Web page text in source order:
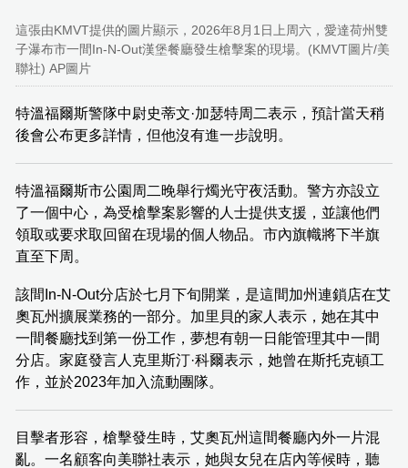
這張由KMVT提供的圖片顯示，2026年8月1日上周六，愛達荷州雙
子瀑布市一間In-N-Out漢堡餐廳發生槍擊案的現場。(KMVT圖片/美
聯社) AP圖片
特溫福爾斯警隊中尉史蒂文·加瑟特周二表示，預計當天稍
後會公布更多詳情，但他沒有進一步說明。
特溫福爾斯市公園周二晚舉行燭光守夜活動。警方亦設立
了一個中心，為受槍擊案影響的人士提供支援，並讓他們
領取或要求取回留在現場的個人物品。市內旗幟將下半旗
直至下周。
該間In-N-Out分店於七月下旬開業，是這間加州連鎖店在艾
奧瓦州擴展業務的一部分。加里貝的家人表示，她在其中
一間餐廳找到第一份工作，夢想有朝一日能管理其中一間
分店。家庭發言人克里斯汀·科爾表示，她曾在斯托克頓工
作，並於2023年加入流動團隊。
目擊者形容，槍擊發生時，艾奧瓦州這間餐廳內外一片混
亂。一名顧客向美聯社表示，她與女兒在店內等候時，聽